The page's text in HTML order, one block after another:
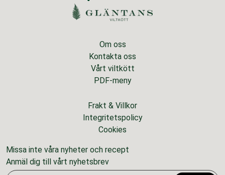
Om oss
Kontakta oss
Vårt viltkött
PDF-meny
Frakt & Villkor
Integritetspolicy
Cookies
Missa inte våra nyheter och recept
Anmäl dig till vårt nyhetsbrev